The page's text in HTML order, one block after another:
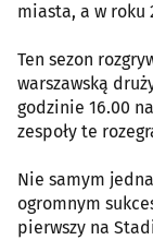
miasta, a w roku
Ten sezon
warszawską
godzinie 16.00
zespoły te
Nie samym
ogromnym
pierwszy na